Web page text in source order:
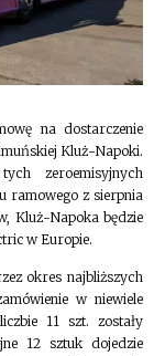
na dostarczenie
Kluż-Napoki.
zeroemisyjnych
ramowego z sierpnia
Kluż-Napoka będzie
w Europie.
okres najbliższych
w niewiele
11 szt. zostały
12 sztuk dojedzie